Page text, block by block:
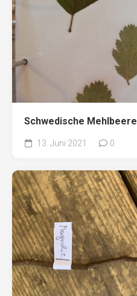
Schwedische Mehlbeere
13. Juni 2021 0